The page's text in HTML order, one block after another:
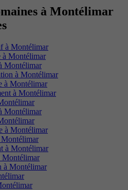
à Montélimar
à Montélimar
à Montélimar
Montélimar
à Montélimar
à Montélimar
à Montélimar
Montélimar
à Montélimar
à Montélimar
Montélimar
à Montélimar